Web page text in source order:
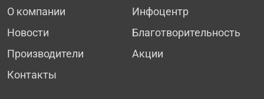
О компании
Новости
Производители
Контакты
Инфоцентр
Благотворительность
Акции